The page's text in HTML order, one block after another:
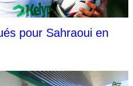
pour Sahraoui en